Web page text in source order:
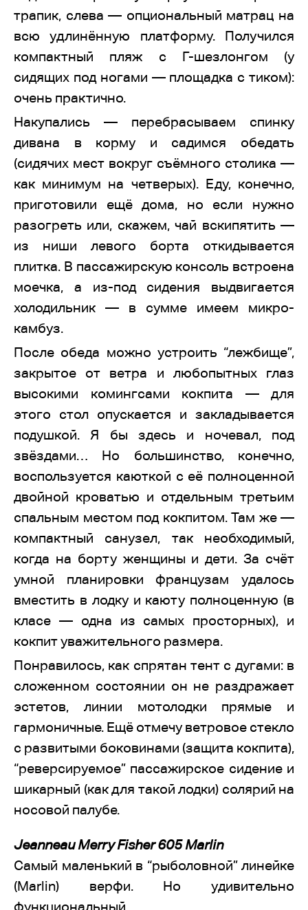
трапик, слева — опциональный матрац на
всю удлинённую платформу. Получился
компактный пляж с Г-шезлонгом (у
сидящих под ногами — площадка с тиком):
очень практично.
Накупались — перебрасываем спинку
дивана в корму и садимся обедать
(сидячих мест вокруг съёмного столика —
как минимум на четверых). Еду, конечно,
приготовили ещё дома, но если нужно
разогреть или, скажем, чай вскипятить —
из ниши левого борта откидывается
плитка. В пассажирскую консоль встроена
моечка, а из-под сидения выдвигается
холодильник — в сумме имеем микро-
камбуз.
После обеда можно устроить “лежбище”,
закрытое от ветра и любопытных глаз
высокими комингсами кокпита — для
этого стол опускается и закладывается
подушкой. Я бы здесь и ночевал, под
звёздами… Но большинство, конечно,
воспользуется каюткой с её полноценной
двойной кроватью и отдельным третьим
спальным местом под кокпитом. Там же —
компактный санузел, так необходимый,
когда на борту женщины и дети. За счёт
умной планировки французам удалось
вместить в лодку и каюту полноценную (в
класе — одна из самых просторных), и
кокпит уважительного размера.
Понравилось, как спрятан тент с дугами: в
сложенном состоянии он не раздражает
эстетов, линии мотолодки прямые и
гармоничные. Ещё отмечу ветровое стекло
с развитыми боковинами (защита кокпита),
“реверсируемое” пассажирское сидение и
шикарный (как для такой лодки) солярий на
носовой палубе.
Jeanneau Merry Fisher 605 Marlin
Самый маленький в “рыболовной” линейке
(Marlin) верфи. Но удивительно
функциональный.